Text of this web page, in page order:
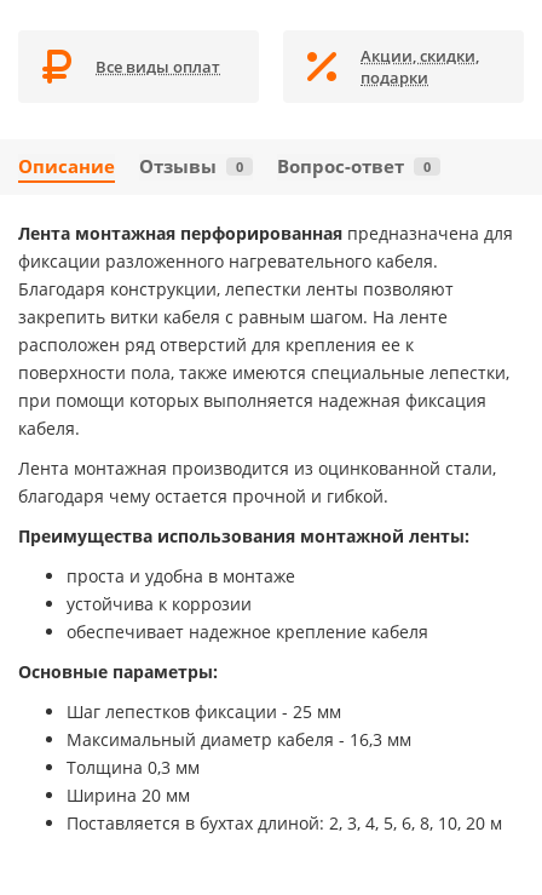
Все виды оплат
Акции, скидки,
подарки
Описание Отзывы 0 Вопрос-ответ 0
Лента монтажная перфорированная предназначена для
фиксации разложенного нагревательного кабеля.
Благодаря конструкции, лепестки ленты позволяют
закрепить витки кабеля с равным шагом. На ленте
расположен ряд отверстий для крепления ее к
поверхности пола, также имеются специальные лепестки,
при помощи которых выполняется надежная фиксация
кабеля.
Лента монтажная производится из оцинкованной стали,
благодаря чему остается прочной и гибкой.
Преимущества использования монтажной ленты:
проста и удобна в монтаже
устойчива к коррозии
обеспечивает надежное крепление кабеля
Основные параметры:
Шаг лепестков фиксации - 25 мм
Максимальный диаметр кабеля - 16,3 мм
Толщина 0,3 мм
Ширина 20 мм
Поставляется в бухтах длиной: 2, 3, 4, 5, 6, 8, 10, 20 м